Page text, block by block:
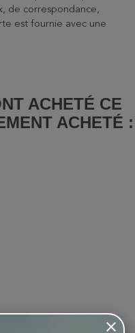
de correspondance,
est fournie avec une
ACHETÉ CE
ACHETÉ :